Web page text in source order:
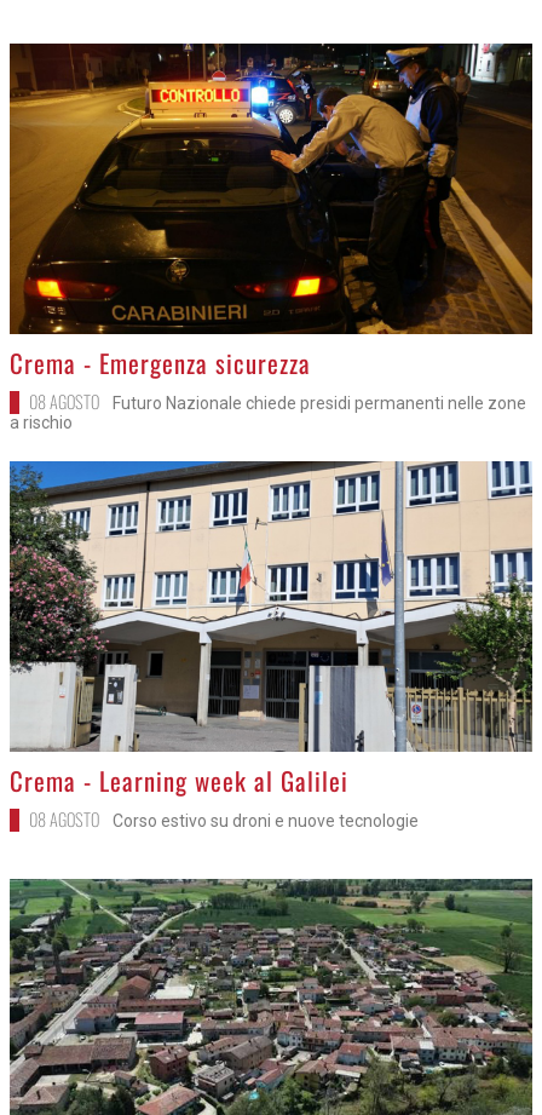
>
Crema - Emergenza sicurezza
08 AGOSTO
Futuro Nazionale chiede presidi permanenti nelle zone
a rischio
>
Crema - Learning week al Galilei
08 AGOSTO Corso estivo su droni e nuove tecnologie